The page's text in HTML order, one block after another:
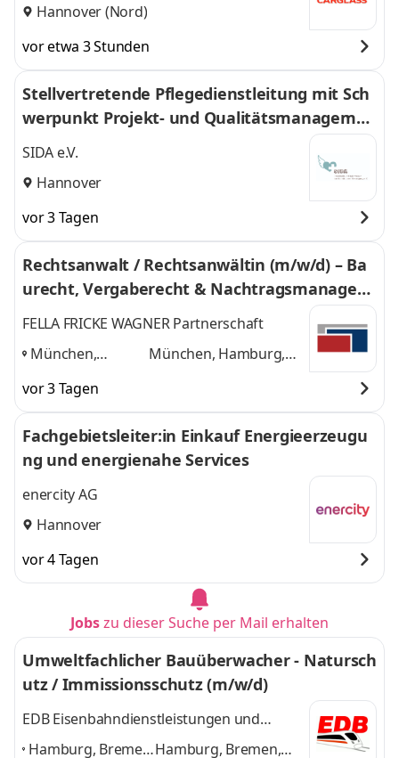
Hannover (Nord)
vor etwa 3 Stunden
Stellvertretende Pflegedienstleitung mit Sch
werpunkt Projekt- und Qualitätsmanagemen
t
SIDA e.V.
Hannover
vor 3 Tagen
Rechtsanwalt / Rechtsanwältin (m/w/d) – Ba
urecht, Vergaberecht & Nachtragsmanagem
ent
FELLA FRICKE WAGNER Partnerschaft
München,
Hannover,
Münster,
München, Hamburg,
vor 3 Tagen
Fachgebietsleiter:in Einkauf Energieerzeugu
ng und energienahe Services
enercity AG
Hannover
vor 4 Tagen
Jobszu dieser Suche per Mail erhalten
Umweltfachlicher Bauüberwacher - Natursch
utz / Immissionsschutz (m/w/d)
EDB Eisenbahndienstleistungen und
Bahntechnik GmbH
Hamburg, Bremen,Hamburg, Bremen,